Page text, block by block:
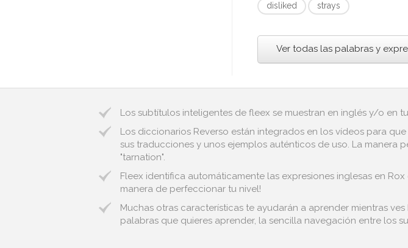
disliked
strays
Ver todas las palabras y
Los subtítulos inteligentes de fleex se muestran en inglés y/o en
Los diccionarios Reverso están integrados en los vídeos para
sus traducciones y unos ejemplos auténticos de uso. La manera
"tarnation".
Fleex identifica automáticamente las expresiones inglesas en Rox
manera de perfeccionar tu nivel!
Muchas otras características te ayudarán a aprender mientras
palabras que quieres aprender, la sencilla navegación entre los